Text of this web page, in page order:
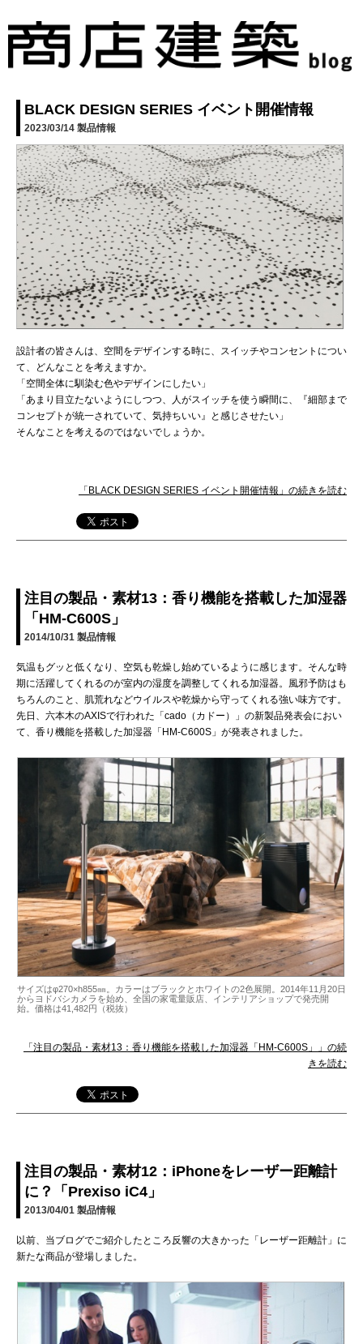
BLACK DESIGN SERIES イベント開催情報
2023/03/14 製品情報
設計者の皆さんは、空間をデザインする時に、スイッチやコンセントについ
て、どんなことを考えますか。
「空間全体に馴染む色やデザインにしたい」
「あまり目立たないようにしつつ、人がスイッチを使う瞬間に、『細部まで
コンセプトが統一されていて、気持ちいい』と感じさせたい」
そんなことを考えるのではないでしょうか。
「BLACK DESIGN SERIES イベント開催情報」の続きを読む
注目の製品・素材13：香り機能を搭載した加湿器
「HM-C600S」
2014/10/31 製品情報
気温もグッと低くなり、空気も乾燥し始めているように感じます。そんな時
期に活躍してくれるのが室内の湿度を調整してくれる加湿器。風邪予防はも
ちろんのこと、肌荒れなどウイルスや乾燥から守ってくれる強い味方です。
先日、六本木のAXISで行われた「cado（カドー）」の新製品発表会におい
て、香り機能を搭載した加湿器「HM-C600S」が発表されました。
サイズはφ270×h855㎜。カラーはブラックとホワイトの2色展開。2014年11月20日
からヨドバシカメラを始め、全国の家電量販店、インテリアショップで発売開
始。価格は41,482円（税抜）
「注目の製品・素材13：香り機能を搭載した加湿器「HM-C600S」」の続
きを読む
注目の製品・素材12：iPhoneをレーザー距離計
に？「Prexiso iC4」
2013/04/01 製品情報
以前、当ブログでご紹介したところ反響の大きかった「レーザー距離計」に
新たな商品が登場しました。